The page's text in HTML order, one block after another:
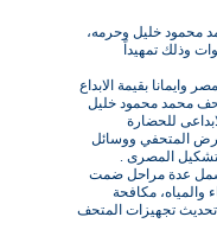
محمود خليل وحرمه،
وذلك تمهيداً
وايمانا بقيمة الابداع
محمد محمود خليل
للحضارة
المتحفي ووسائل
المصرى .
سرور انه تم غلق المتحف منذ عام 2010 وبدأت أعمال التطوير عام 2014 لتشمل عدة مراحل ضمت
والمياه، مكافحة
تحديث تجهيزات المتحف